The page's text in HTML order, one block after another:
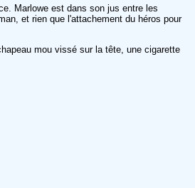
Marlowe est dans son jus entre les
et rien que l'attachement du héros pour
mou vissé sur la tête, une cigarette